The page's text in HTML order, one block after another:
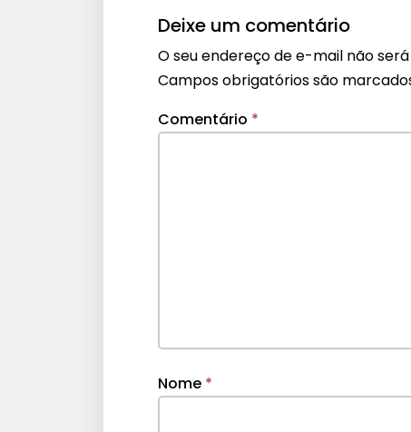
Deixe um comentário
O seu endereço de e-mail não
Campos obrigatórios são
Comentário *
Nome *